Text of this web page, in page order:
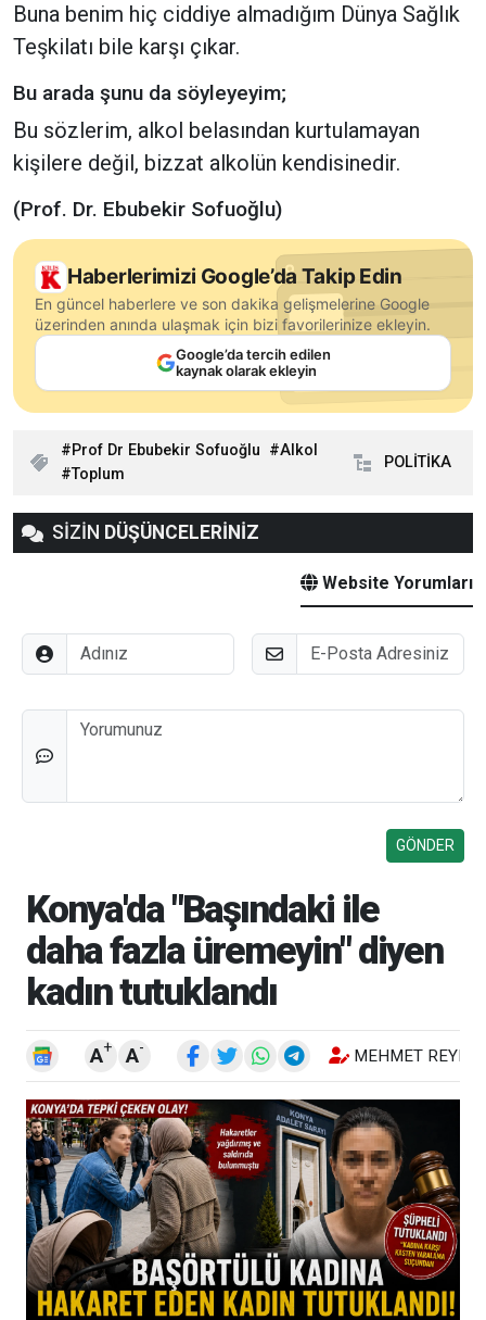
Buna benim hiç ciddiye almadığım Dünya Sağlık
Teşkilatı bile karşı çıkar.
Bu arada şunu da söyleyeyim;
Bu sözlerim, alkol belasından kurtulamayan
kişilere değil, bizzat alkolün kendisinedir.
(Prof. Dr. Ebubekir Sofuoğlu)
Haberlerimizi Google’da Takip Edin
En güncel haberlere ve son dakika gelişmelerine Google
üzerinden anında ulaşmak için bizi favorilerinize ekleyin.
Google’da tercih edilen
kaynak olarak ekleyin
Prof Dr Ebubekir Sofuoğlu
Alkol
Toplum
POLİTİKA
SİZİN DÜŞÜNCELERİNİZ
Website Yorumları
Adınız E-Posta
Düşünceleriniz
Konya'da "Başındaki ile
daha fazla üremeyin" diyen
kadın tutuklandı
A+ A- MEHMET